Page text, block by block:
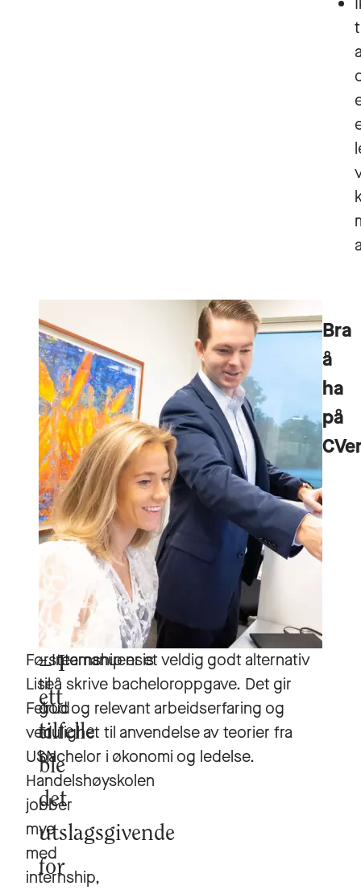
Bra
å
ha
på
Førsteamanuensis
Lise
Feirud
ved
USN
Handelshøyskolen
jobber
mye
med
internship,
I
ett
tilfelle
ble
det
utslagsgivende
for
– Internship er et veldig godt alternativ
til å skrive bacheloroppgave. Det gir
god og relevant arbeidserfaring og
mulighet til anvendelse av teorier fra
bachelor i økonomi og ledelse.